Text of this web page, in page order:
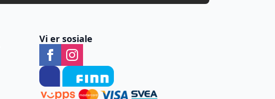
Vi er sosiale